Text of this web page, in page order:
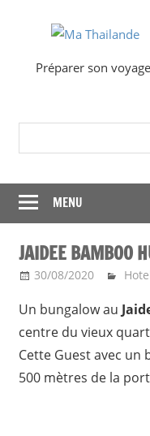
Préparer son
MENU
JAIDEE BAMBOO
30/08/2020 Ma
Un bungalow au
centre du vieux
Cette Guest avec un
500 mètres de la